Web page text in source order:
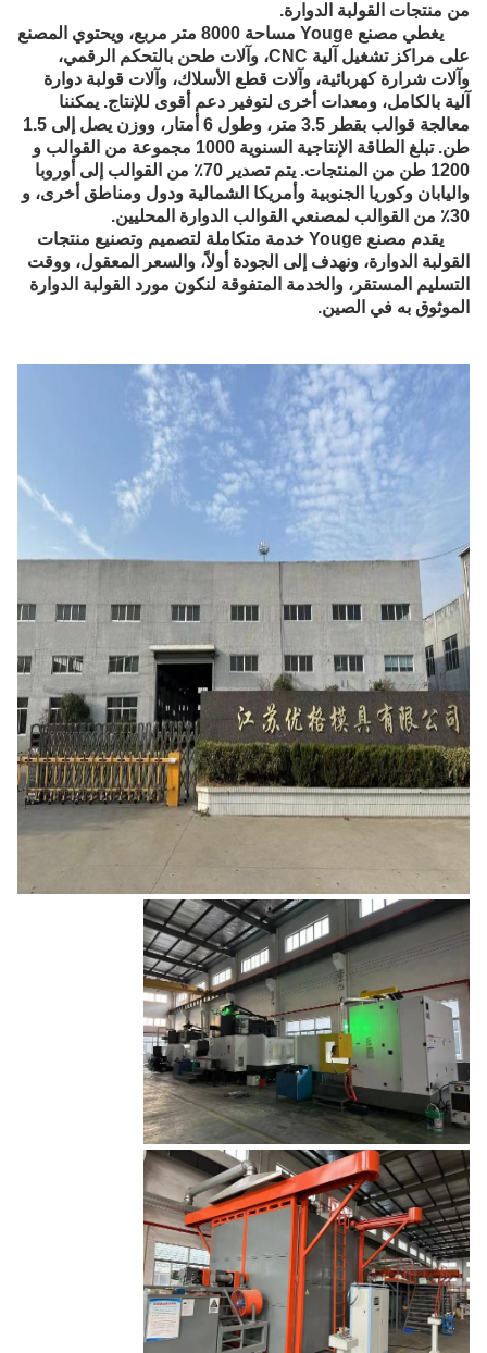
من منتجات القولبة الدوارة.
يغطي مصنع Youge مساحة 8000 متر مربع، ويحتوي المصنع
على مراكز تشغيل آلية CNC، وآلات طحن بالتحكم الرقمي،
وآلات شرارة كهربائية، وآلات قطع الأسلاك، وآلات قولبة دوارة
آلية بالكامل، ومعدات أخرى لتوفير دعم أقوى للإنتاج. يمكننا
معالجة قوالب بقطر 3.5 متر، وطول 6 أمتار، ووزن يصل إلى 1.5
طن. تبلغ الطاقة الإنتاجية السنوية 1000 مجموعة من القوالب و
1200 طن من المنتجات. يتم تصدير 70٪ من القوالب إلى أوروبا
واليابان وكوريا الجنوبية وأمريكا الشمالية ودول ومناطق أخرى، و
30٪ من القوالب لمصنعي القوالب الدوارة المحليين.
يقدم مصنع Youge خدمة متكاملة لتصميم وتصنيع منتجات
القولبة الدوارة، ونهدف إلى الجودة أولاً، والسعر المعقول، ووقت
التسليم المستقر، والخدمة المتفوقة لنكون مورد القولبة الدوارة
الموثوق به في الصين.